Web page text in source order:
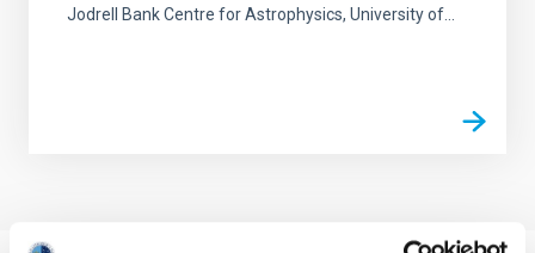
Jodrell Bank Centre for Astrophysics, University of...